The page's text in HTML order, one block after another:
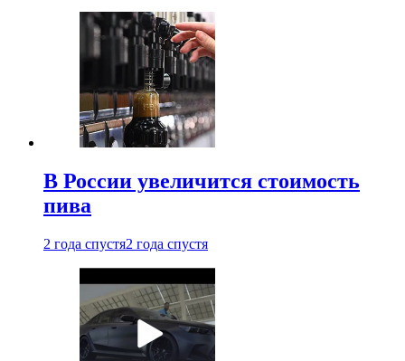
В России увеличится стоимость
пива
2 года спустя2 года спустя